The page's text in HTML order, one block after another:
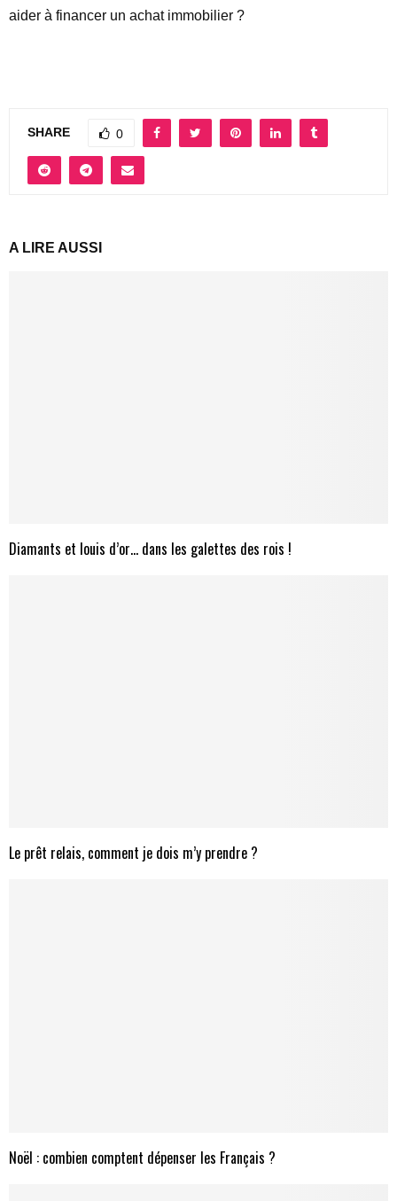
aider à financer un achat immobilier ?
SHARE 0
A LIRE AUSSI
Diamants et louis d’or… dans les galettes des rois !
Le prêt relais, comment je dois m’y prendre ?
Noël : combien comptent dépenser les Français ?